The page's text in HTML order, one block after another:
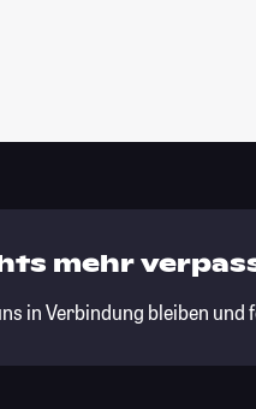
mehr
in Verbindung bleiben